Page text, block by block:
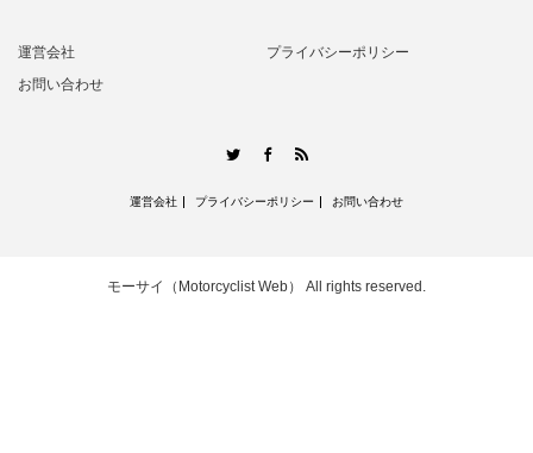
運営会社
プライバシーポリシー
お問い合わせ
TwitterFacebook
運営会社 プライバシーポリシー お問い合わせ
モーサイ（Motorcyclist Web） All rights reserved.